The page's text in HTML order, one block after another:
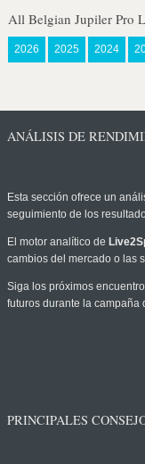
All Belgian Jupiler Pro
2026 2025 2024
ANÁLISIS DE
Esta sección ofrece un
seguimiento de los
El motor analítico de
cambios del mercado o las
Siga los próximos
futuros durante la campaña
PRINCIPALES